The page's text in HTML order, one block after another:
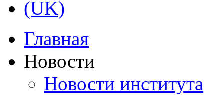
Главная
Новости
Новости института